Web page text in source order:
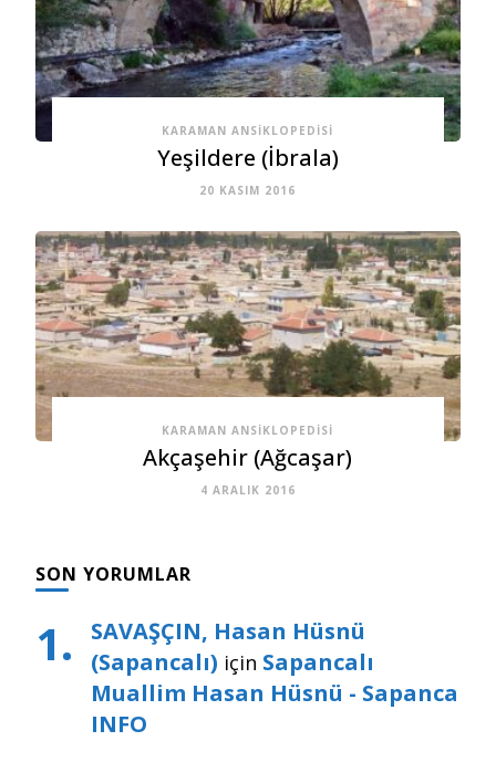
KARAMAN ANSIKLOPEDISI
Yeşildere (İbrala)
20 KASIM 2016
KARAMAN ANSIKLOPEDISI
Akçaşehir (Ağcaşar)
4 ARALIK 2016
SON YORUMLAR
SAVAŞÇIN, Hasan Hüsnü
(Sapancalı) için Sapancalı
Muallim Hasan Hüsnü - Sapanca
INFO